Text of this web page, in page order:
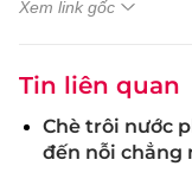
Xem link gốc
Tin liên quan
Chè trôi nước
đến nỗi chẳng